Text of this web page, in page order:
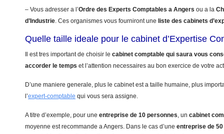
– Vous adresser a l’Ordre des Experts Comptables a Angers ou a la
d’Industrie. Ces organismes vous fourniront une liste des cabinets
Quelle taille ideale pour le cabinet d’Expertise
Il est tres important de choisir le cabinet comptable qui saura vous
accorder le temps et l’attention necessaires au bon exercice de votre
D’une maniere generale, plus le cabinet est a taille humaine, plus
l’expert-comptable qui vous sera assigne.
A titre d’exemple, pour une entreprise de 10 personnes, un cabinet
moyenne est recommande a Angers. Dans le cas d’une entreprise de